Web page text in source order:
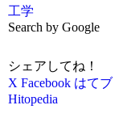
工学
Search by Google
シェアしてね！
X Facebook はてブ
Hitopedia